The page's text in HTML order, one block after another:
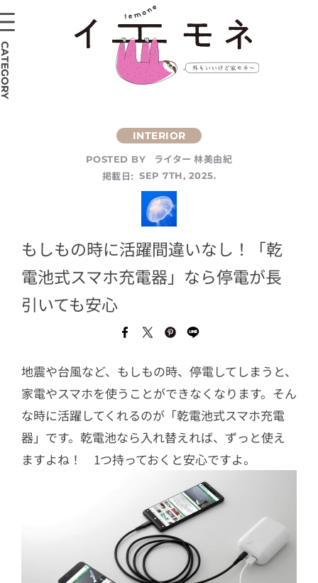
POSTED BY
ライター 林美由紀
掲載日: SEP 7TH, 2025.
もしもの時に活躍間違いなし！「乾
電池式スマホ充電器」なら停電が長
引いても安心
地震や台風など、もしもの時、停電してしまうと、
家電やスマホを使うことができなくなります。そん
な時に活躍してくれるのが「乾電池式スマホ充電
器」です。乾電池なら入れ替えれば、ずっと使え
ますよね！ 1つ持っておくと安心ですよ。